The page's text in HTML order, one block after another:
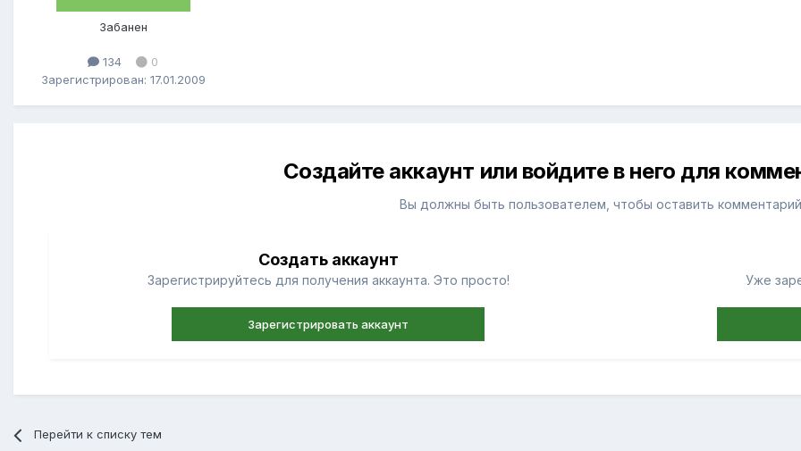
Забанен
134
0
Зарегистрирован: 17.01.2009
Создайте аккаунт или войдите в него для
Вы должны быть пользователем, чтобы оставить комментарий
Создать аккаунт
Зарегистрируйтесь для получения аккаунта. Это просто!
Зарегистрировать аккаунт
Уже
Перейти к списку тем